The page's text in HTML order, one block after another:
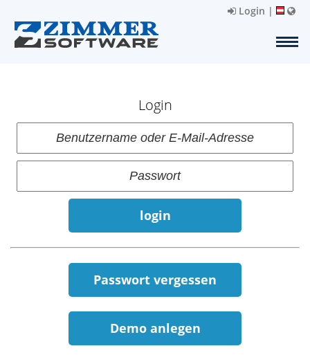
Login |
Login
login
Passwort vergessen
Demo anlegen